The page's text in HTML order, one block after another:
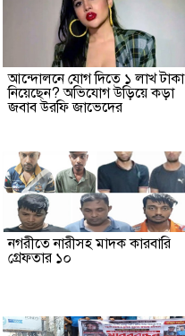
আন্দোলনে যোগ দিতে ১ লাখ টাকা
নিয়েছেন? অভিযোগ উড়িয়ে কড়া
জবাব উরফি জাভেদের
নগরীতে নারীসহ মাদক কারবারি
গ্রেফতার ১০